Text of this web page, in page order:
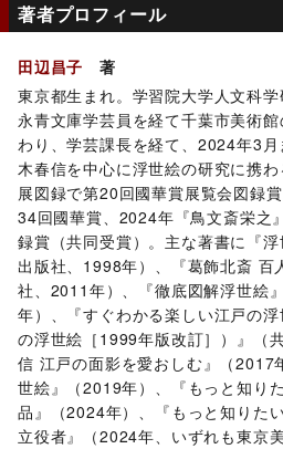
著者プロフィール
田辺昌子 著
東京都生まれ。学習院大学人文科学
永青文庫学芸員を経て千葉市美術
わり、学芸課長を経て、2024年3
木春信を中心に浮世絵の研究に携わ
展図録で第20回國華賞展覧会図録
34回國華賞、2024年『鳥文斎栄之
録賞（共同受賞）。主な著書に『
出版社、1998年）、『葛飾北斎 百
社、2011年）、『徹底図解浮世絵
年）、『すぐわかる楽しい江戸の
の浮世絵［1999年版改訂］）』（
信 江戸の面影を愛おしむ』（2017
世絵』（2019年）、『もっと知り
品』（2024年）、『もっと知りた
立役者』（2024年、いずれも東京美